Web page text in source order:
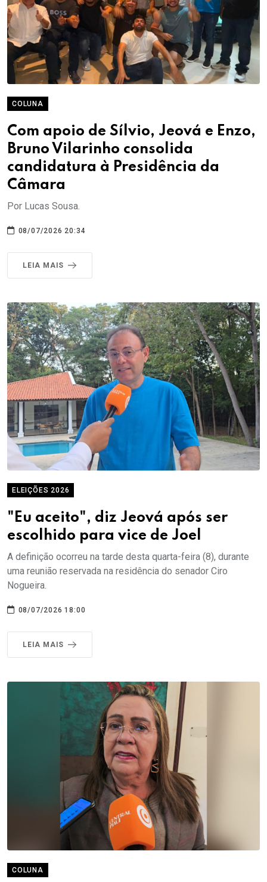
COLUNA
Com apoio de Sílvio, Jeová e Enzo,
Bruno Vilarinho consolida
candidatura à Presidência da
Câmara
Por Lucas Sousa.
08/07/2026 20:34
LEIA MAIS
ELEIÇÕES 2026
"Eu aceito", diz Jeová após ser
escolhido para vice de Joel
A definição ocorreu na tarde desta quarta-feira (8), durante
uma reunião reservada na residência do senador Ciro
Nogueira.
08/07/2026 18:00
LEIA MAIS
COLUNA